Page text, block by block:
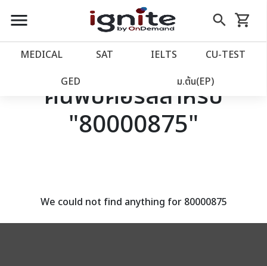
close
account_balance หน้าแรก
เว็บไซต์อิกไนท์
โปรโมชั่น
assignment ลงทะเบียน
menu search
Skip
to
shopping_cart
รถเข็น
MEDICAL SAT IELTS CU‑TEST
GED ม.ต้น(EP)
ค้นพบคอร์สสำหรับ
"80000875"
We could not find anything for 80000875